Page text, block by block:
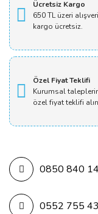
Ücretsiz Kargo
650 TL üzeri
kargo ücretsiz.
Özel Fiyat Teklifi
Kurumsal
özel fiyat teklifi
0850 840
0552 755 43